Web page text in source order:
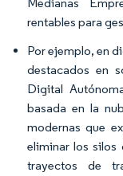
rentables para
Por ejemplo, en
destacados en
Digital
basada en la
modernas que
eliminar los silos
trayectos de